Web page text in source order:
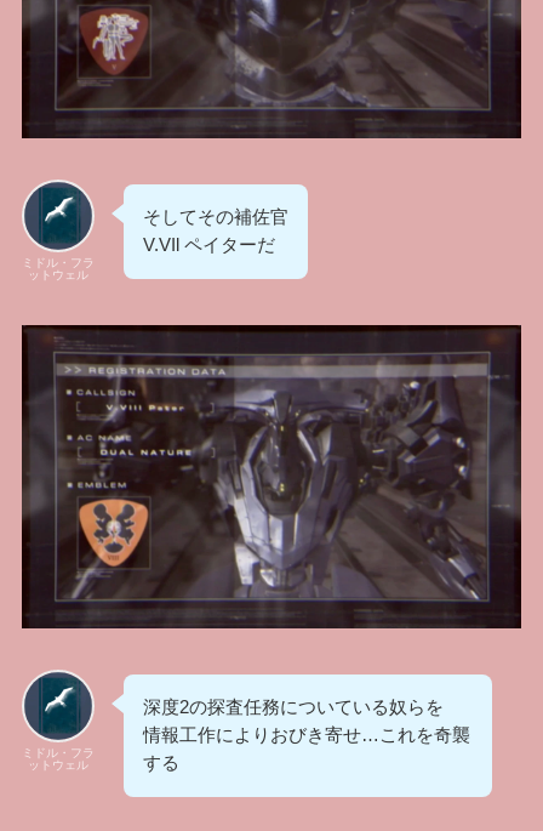
ミドル・フラ
ットウェル
そしてその補佐官
V.VIl ペイターだ
ミドル・フラ
ットウェル
深度2の探査任務についている奴らを
情報工作によりおびき寄せ…これを奇襲
する